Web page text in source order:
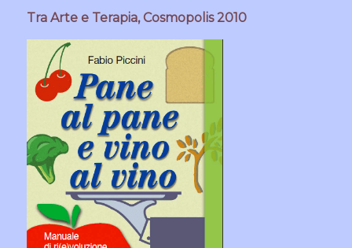
Tra Arte e Terapia, Cosmopolis 2010